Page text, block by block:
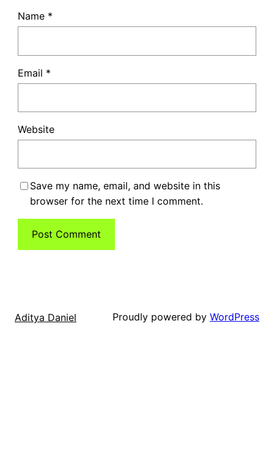
Name *
Email *
Website
Save my name, email, and website in this
browser for the next time I comment.
Aditya Daniel Proudly powered by WordPress